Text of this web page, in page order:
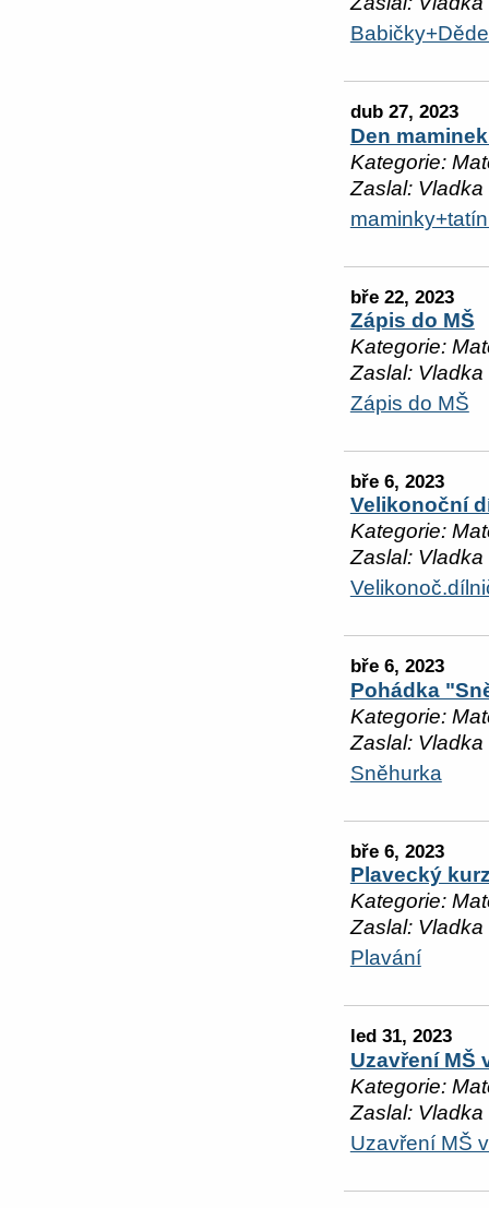
dub 27, 2023
Den
Kategorie:
Zaslal: Vladka
bře 22, 2023
Zápis do MŠ
Kategorie:
Zaslal: Vladka
Zápis do MŠ
bře 6, 2023
Velikonoční
Kategorie:
Zaslal: Vladka
bře 6, 2023
Pohádka
Kategorie:
Zaslal: Vladka
Sněhurka
bře 6, 2023
Plavecký
Kategorie:
Zaslal: Vladka
Plavání
led 31, 2023
Uzavření MŠ
Kategorie:
Zaslal: Vladka
Uzavření MŠ